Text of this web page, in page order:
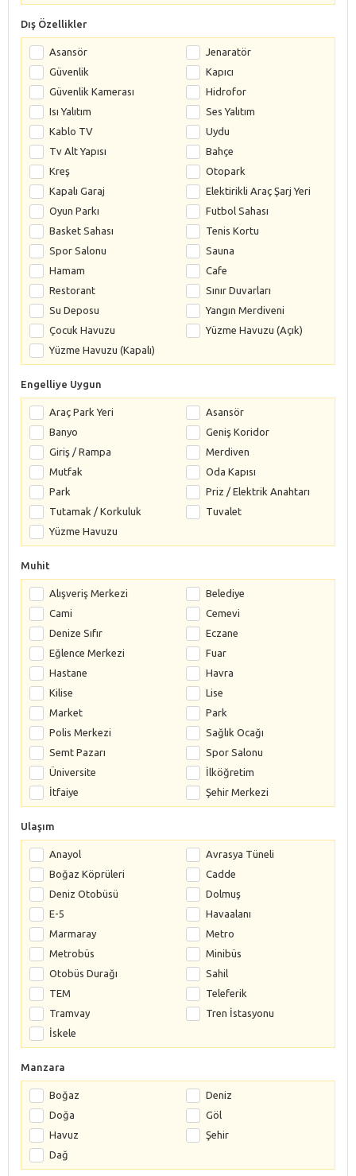
Dış Özellikler
Asansör
Jenaratör
Güvenlik
Kapıcı
Güvenlik Kamerası
Hidrofor
Isı Yalıtım
Ses Yalıtım
Kablo TV
Uydu
Tv Alt Yapısı
Bahçe
Kreş
Otopark
Kapalı Garaj
Elektirikli Araç Şarj Yeri
Oyun Parkı
Futbol Sahası
Basket Sahası
Tenis Kortu
Spor Salonu
Sauna
Hamam
Cafe
Restorant
Sınır Duvarları
Su Deposu
Yangın Merdiveni
Çocuk Havuzu
Yüzme Havuzu (Açık)
Yüzme Havuzu (Kapalı)
Engelliye Uygun
Araç Park Yeri
Asansör
Banyo
Geniş Koridor
Giriş / Rampa
Merdiven
Mutfak
Oda Kapısı
Park
Priz / Elektrik Anahtarı
Tutamak / Korkuluk
Tuvalet
Yüzme Havuzu
Muhit
Alışveriş Merkezi
Belediye
Cami
Cemevi
Denize Sıfır
Eczane
Eğlence Merkezi
Fuar
Hastane
Havra
Kilise
Lise
Market
Park
Polis Merkezi
Sağlık Ocağı
Semt Pazarı
Spor Salonu
Üniversite
İlköğretim
İtfaiye
Şehir Merkezi
Ulaşım
Anayol
Avrasya Tüneli
Boğaz Köprüleri
Cadde
Deniz Otobüsü
Dolmuş
E-5
Havaalanı
Marmaray
Metro
Metrobüs
Minibüs
Otobüs Durağı
Sahil
TEM
Teleferik
Tramvay
Tren İstasyonu
İskele
Manzara
Boğaz
Deniz
Doğa
Göl
Havuz
Şehir
Dağ